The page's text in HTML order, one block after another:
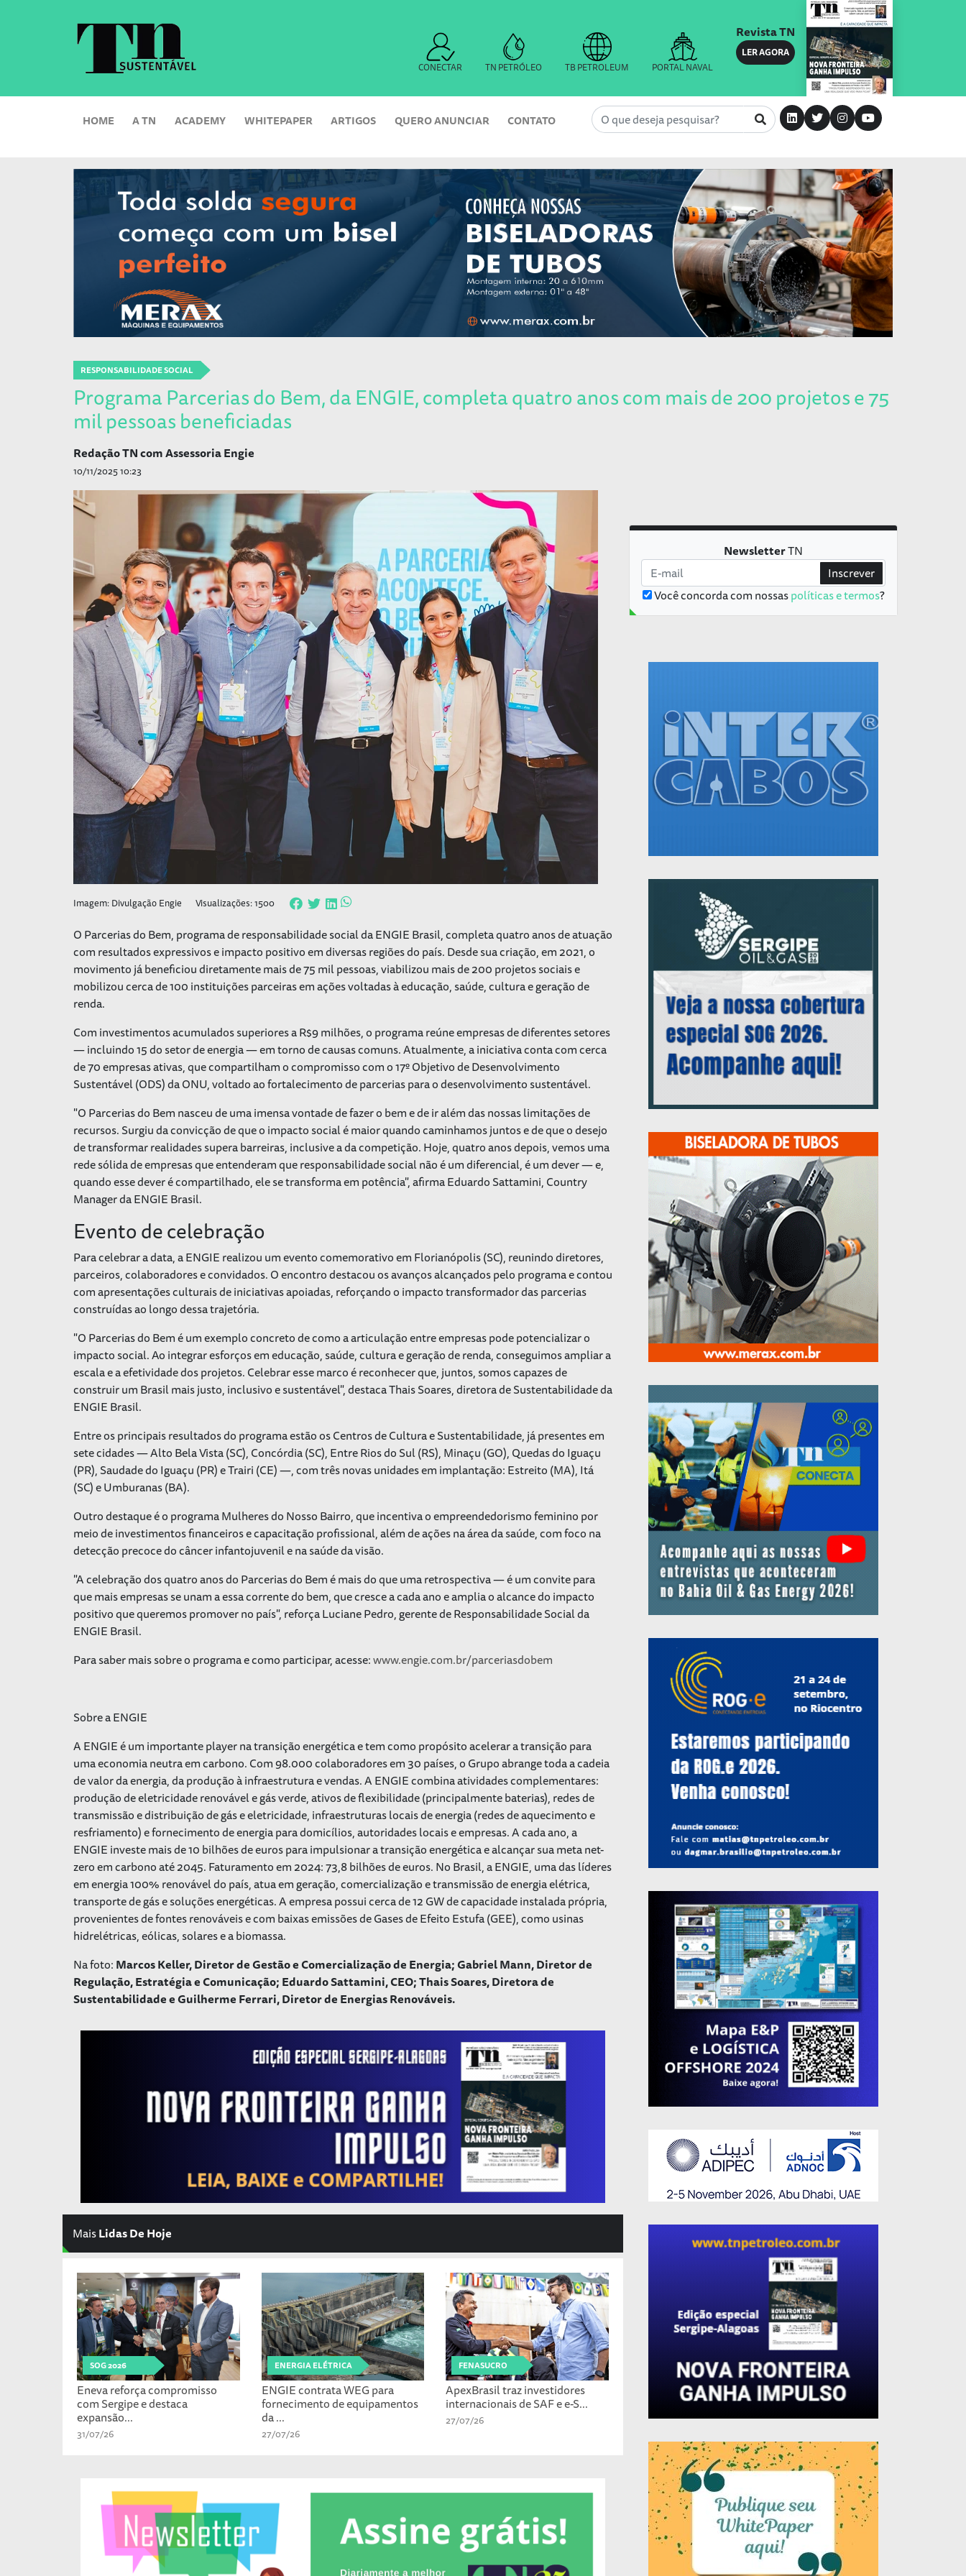
CONECTAR TN PETRÓLEO TB PETROLEUM PORTAL NAVAL
Revista TN
LER AGORA
HOME A TN ACADEMY WHITEPAPER ARTIGOS QUERO ANUNCIAR CONTATO
RESPONSABILIDADE SOCIAL
Programa Parcerias do Bem, da ENGIE, completa quatro anos com mais de 200 projetos e 75
mil pessoas beneficiadas
Redação TN com Assessoria Engie
10/11/2025 10:23
Imagem: Divulgação Engie Visualizações: 1500
O Parcerias do Bem, programa de responsabilidade social da ENGIE Brasil, completa quatro anos de atuação
com resultados expressivos e impacto positivo em diversas regiões do país. Desde sua criação, em 2021, o
movimento já beneficiou diretamente mais de 75 mil pessoas, viabilizou mais de 200 projetos sociais e
mobilizou cerca de 100 instituições parceiras em ações voltadas à educação, saúde, cultura e geração de
renda.
Com investimentos acumulados superiores a R$9 milhões, o programa reúne empresas de diferentes setores
— incluindo 15 do setor de energia — em torno de causas comuns. Atualmente, a iniciativa conta com cerca
de 70 empresas ativas, que compartilham o compromisso com o 17º Objetivo de Desenvolvimento
Sustentável (ODS) da ONU, voltado ao fortalecimento de parcerias para o desenvolvimento sustentável.
"O Parcerias do Bem nasceu de uma imensa vontade de fazer o bem e de ir além das nossas limitações de
recursos. Surgiu da convicção de que o impacto social é maior quando caminhamos juntos e de que o desejo
de transformar realidades supera barreiras, inclusive a da competição. Hoje, quatro anos depois, vemos uma
rede sólida de empresas que entenderam que responsabilidade social não é um diferencial, é um dever — e,
quando esse dever é compartilhado, ele se transforma em potência", afirma Eduardo Sattamini, Country
Manager da ENGIE Brasil.
Evento de celebração
Para celebrar a data, a ENGIE realizou um evento comemorativo em Florianópolis (SC), reunindo diretores,
parceiros, colaboradores e convidados. O encontro destacou os avanços alcançados pelo programa e contou
com apresentações culturais de iniciativas apoiadas, reforçando o impacto transformador das parcerias
construídas ao longo dessa trajetória.
"O Parcerias do Bem é um exemplo concreto de como a articulação entre empresas pode potencializar o
impacto social. Ao integrar esforços em educação, saúde, cultura e geração de renda, conseguimos ampliar a
escala e a efetividade dos projetos. Celebrar esse marco é reconhecer que, juntos, somos capazes de
construir um Brasil mais justo, inclusivo e sustentável", destaca Thais Soares, diretora de Sustentabilidade da
ENGIE Brasil.
Entre os principais resultados do programa estão os Centros de Cultura e Sustentabilidade, já presentes em
sete cidades — Alto Bela Vista (SC), Concórdia (SC), Entre Rios do Sul (RS), Minaçu (GO), Quedas do Iguaçu
(PR), Saudade do Iguaçu (PR) e Trairi (CE) —, com três novas unidades em implantação: Estreito (MA), Itá
(SC) e Umburanas (BA).
Outro destaque é o programa Mulheres do Nosso Bairro, que incentiva o empreendedorismo feminino por
meio de investimentos financeiros e capacitação profissional, além de ações na área da saúde, com foco na
detecção precoce do câncer infantojuvenil e na saúde da visão.
"A celebração dos quatro anos do Parcerias do Bem é mais do que uma retrospectiva — é um convite para
que mais empresas se unam a essa corrente do bem, que cresce a cada ano e amplia o alcance do impacto
positivo que queremos promover no país", reforça Luciane Pedro, gerente de Responsabilidade Social da
ENGIE Brasil.
Para saber mais sobre o programa e como participar, acesse:www.engie.com.br/parceriasdobem
Sobre a ENGIE
A ENGIE é um importante player na transição energética e tem como propósito acelerar a transição para
uma economia neutra em carbono. Com 98.000 colaboradores em 30 países, o Grupo abrange toda a cadeia
de valor da energia, da produção à infraestrutura e vendas. A ENGIE combina atividades complementares:
produção de eletricidade renovável e gás verde, ativos de flexibilidade (principalmente baterias), redes de
transmissão e distribuição de gás e eletricidade, infraestruturas locais de energia (redes de aquecimento e
resfriamento) e fornecimento de energia para domicílios, autoridades locais e empresas. A cada ano, a
ENGIE investe mais de 10 bilhões de euros para impulsionar a transição energética e alcançar sua meta net-
zero em carbono até 2045. Faturamento em 2024: 73,8 bilhões de euros. No Brasil, a ENGIE, uma das líderes
em energia 100% renovável do país, atua em geração, comercialização e transmissão de energia elétrica,
transporte de gás e soluções energéticas. A empresa possui cerca de 12 GW de capacidade instalada própria,
provenientes de fontes renováveis e com baixas emissões de Gases de Efeito Estufa (GEE), como usinas
hidrelétricas, eólicas, solares e a biomassa.
Na foto:Marcos Keller, Diretor de Gestão e Comercialização de Energia; Gabriel Mann, Diretor de
Regulação, Estratégia e Comunicação; Eduardo Sattamini, CEO; Thais Soares, Diretora de
Sustentabilidade e Guilherme Ferrari, Diretor de Energias Renováveis.
MaisLidas De Hoje
SOG 2026
Eneva reforça compromisso
com Sergipe e destaca
expansão...
31/07/26
ENERGIA ELÉTRICA
ENGIE contrata WEG para
fornecimento de equipamentos
da ...
27/07/26
FENASUCRO
ApexBrasil traz investidores
internacionais de SAF e e-S...
27/07/26
NewsletterTN
Você concorda com nossaspolíticas e termos?
Inscrever